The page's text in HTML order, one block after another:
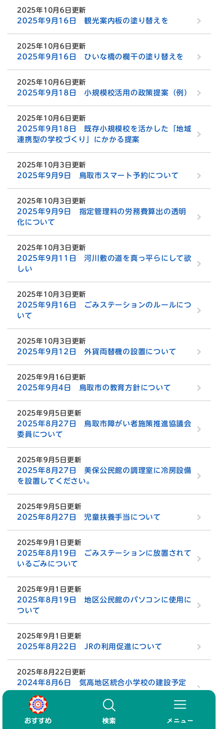
2025年10月6日更新
2025年9月16日 観光案内板の塗り替えを
2025年10月6日更新
2025年9月16日 ひいな橋の欄干の塗り替えを
2025年10月6日更新
2025年9月18日 小規模校活用の政策提案（例）
2025年10月6日更新
2025年9月18日 既存小規模校を活かした「地域
連携型の学校づくり」にかかる提案
2025年10月3日更新
2025年9月9日 鳥取市スマート予約について
2025年10月3日更新
2025年9月9日 指定管理料の労務費算出の透明
化について
2025年10月3日更新
2025年9月11日 河川敷の道を真っ平らにして欲
しい
2025年10月3日更新
2025年9月16日 ごみステーションのルールにつ
いて
2025年10月3日更新
2025年9月12日 外貨両替機の設置について
2025年9月16日更新
2025年9月4日 鳥取市の教育方針について
2025年9月5日更新
2025年8月27日 鳥取市障がい者施策推進協議会
委員について
2025年9月5日更新
2025年8月27日 美保公民館の調理室に冷房設備
を設置してください。
2025年9月5日更新
2025年8月27日 児童扶養手当について
2025年9月1日更新
2025年8月19日 ごみステーションに放置されて
いるごみについて
2025年9月1日更新
2025年8月19日 地区公民館のパソコンに使用に
ついて
2025年9月1日更新
2025年8月22日 JRの利用促進について
2025年8月22日更新
2024年8月6日 気高地区統合小学校の建設予定
地について
2025年6月23日更新